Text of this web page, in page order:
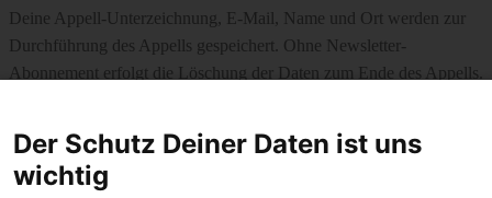
Deine Appell-Unterzeichnung, E-Mail, Name und Ort werden zur
Durchführung des Appells gespeichert. Ohne Newsletter-
Abonnement erfolgt die Löschung der Daten zum Ende des Appells.
jederzeit möglich. Deine Daten werden von uns nicht an Dritte
weitergegeben.
Der Schutz Deiner Daten ist uns
wichtig